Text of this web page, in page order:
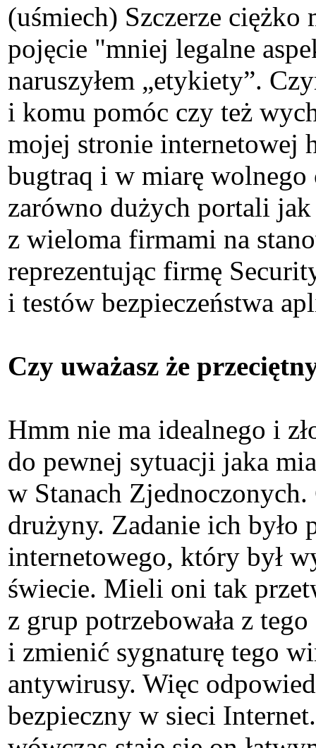
(uśmiech) Szczerze
pojęcie "mniej legalne
naruszyłem „etykiety”.
i komu pomóc czy też
mojej stronie internetowej
bugtraq i w miarę wolnego
zarówno dużych portali
z wieloma firmami na
reprezentując firmę
i testów bezpieczeństwa
Czy uważasz że
Hmm nie ma idealnego i
do pewnej sytuacji jaka
w Stanach
drużyny. Zadanie ich było
internetowego, który był
świecie. Mieli oni tak
z grup potrzebowała z
i zmienić sygnaturę tego
antywirusy. Więc
bezpieczny w sieci